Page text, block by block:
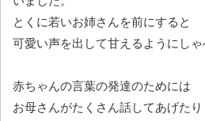
とくに若いお姉さんを前にすると
可愛い声を出して甘えるようにしゃ
赤ちゃんの言葉の発達のためには
お母さんがたくさん話してあげたり